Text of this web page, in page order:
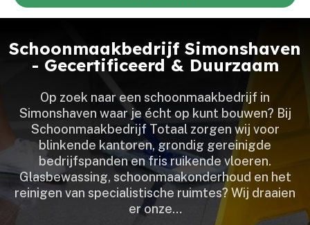
Schoonmaakbedrijf Simonshaven
- Gecertificeerd & Duurzaam
Op zoek naar een schoonmaakbedrijf in
Simonshaven waar je écht op kunt bouwen? Bij
Schoonmaakbedrijf Totaal zorgen wij voor
blinkende kantoren, grondig gereinigde
bedrijfspanden en fris ruikende vloeren.​
Glasbewassing, schoonmaakonderhoud en het
reinigen van specialistische ruimtes? Wij draaien
er onze…